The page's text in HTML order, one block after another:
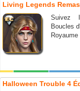
Living Legends
Suivez
Boucles
Royaume
Halloween Trouble 4